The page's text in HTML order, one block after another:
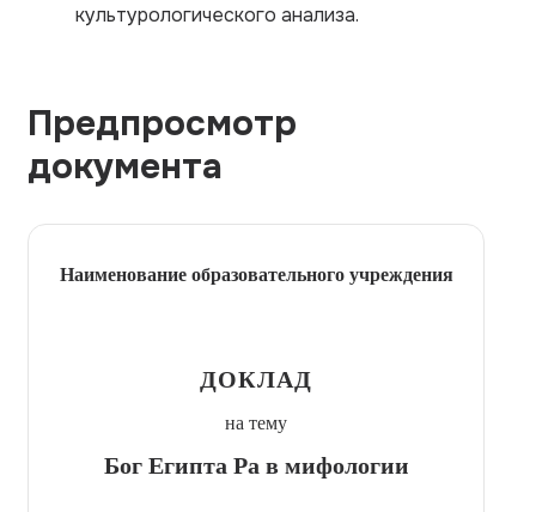
культурологического анализа.
Предпросмотр
документа
Наименование образовательного учреждения
ДОКЛАД
на тему
Бог Египта Ра в мифологии